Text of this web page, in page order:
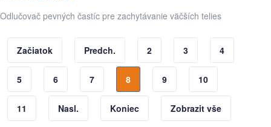
Odlučovač pevných častíc pre zachytávanie väčších telies
Začiatok Predch. 2 3 4
5 6 7 8 9 10
11 Nasl. Koniec Zobrazit vše